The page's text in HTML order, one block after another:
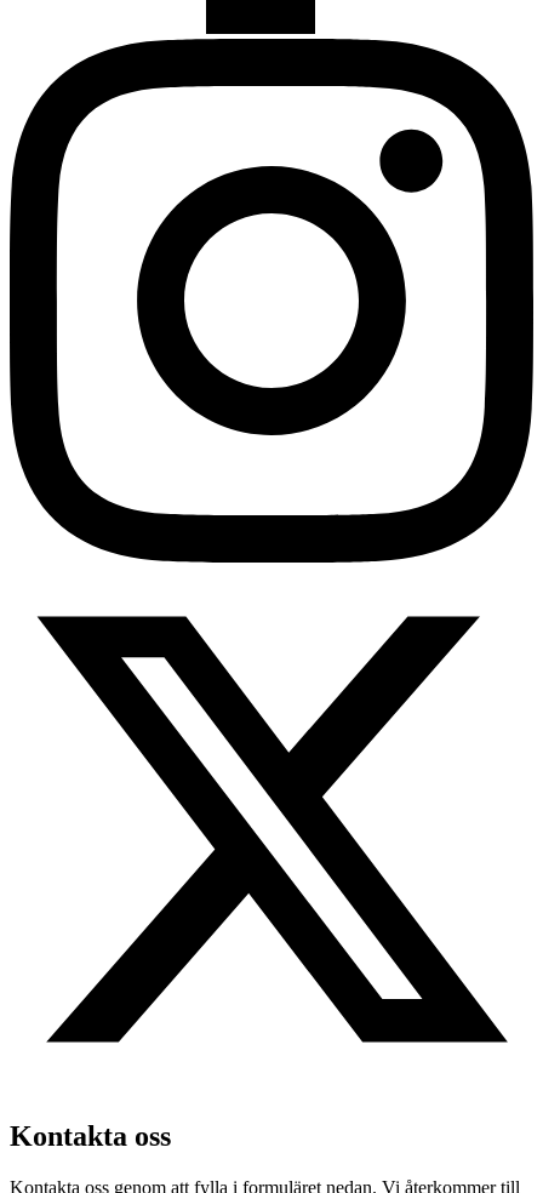
Kontakta oss
Kontakta oss genom att fylla i formuläret nedan. Vi återkommer till